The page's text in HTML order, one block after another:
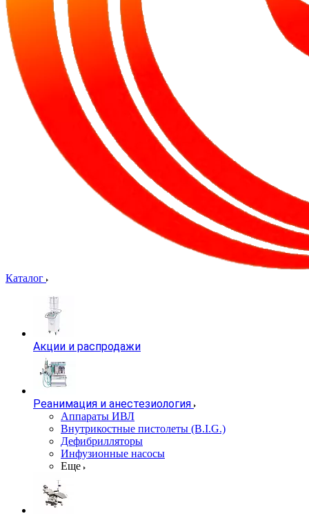
Каталог
Акции и распродажи
Реанимация и анестезиология
Аппараты ИВЛ
Внутрикостные пистолеты (B.I.G.)
Дефибрилляторы
Инфузионные насосы
Еще